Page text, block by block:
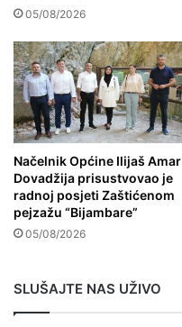
05/08/2026
Načelnik Općine Ilijaš Amar
Dovadžija prisustvovao je
radnoj posjeti Zaštićenom
pejzažu “Bijambare”
05/08/2026
SLUŠAJTE NAS UŽIVO